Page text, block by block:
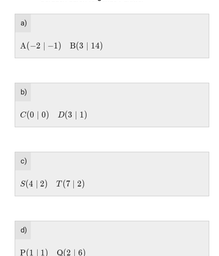
a)
\mathrm{A}
(3 \mid 14)
A(−2 −1) B(3 14)
b)
C(0
D(3
\mid
C(0 0) D(3 1)
c)
S(4
T(7
\mid
S(4 2) T (7 2)
d)
\mathrm{P}
P(1 1) Q(2 6)